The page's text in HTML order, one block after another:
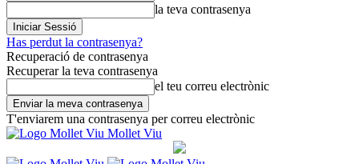
la teva contrasenya
Has perdut la contrasenya?
Recuperació de contrasenya
Recuperar la teva contrasenya
el teu correu electrònic
T'enviarem una contrasenya per correu electrònic
Mollet Viu